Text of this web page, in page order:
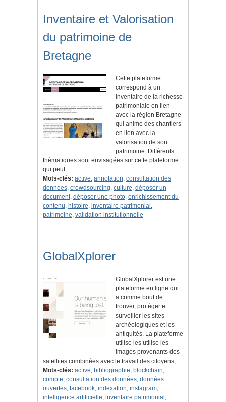
Inventaire et Valorisation
du patrimoine de
Bretagne
Cette plateforme
correspond à un
inventaire de la richesse
patrimoniale en lien
avec la région Bretagne
qui anime des chantiers
en lien avec la
valorisation de son
patrimoine. Différents
thématiques sont envisagées sur cette plateforme
qui peut…
Mots-clés: active, annotation, consultation des
données, crowdsourcing, culture, déposer un
document, déposer une photo, enrichissement du
contenu, histoire, inventaire patrimonial ,
patrimoine, validation institutionnelle
GlobalXplorer
GlobalXplorer est une
plateforme en ligne qui
a comme bout de
trouver, protéger et
surveiller les sites
archéologiques et les
antiquités. La plateforme
utilise les utilise les
images provenants des
satellites combinées avec le travail des citoyens,…
Mots-clés: active, bibliographie, blockchain,
compte, consultation des données, données
ouvertes, facebook, indexation, instagram,
intelligence artificielle, inventaire patrimonial ,